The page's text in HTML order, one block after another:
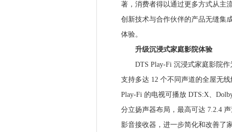
著，消费者得以通过更多方式从主
创新技术与合作伙伴的产品无缝集
体验。
升级沉浸式家庭影院体验
DTS Play-Fi 沉浸式家庭影院作
支持多达 12 个不同声道的全屋无
Play-Fi 的电视可播放 DTS:X、
分立扬声器布局，最高可达 7.2.4
影音接收器，进一步简化和改善了